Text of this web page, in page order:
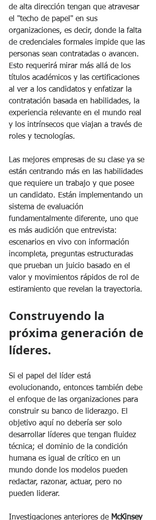
de alta dirección tengan que atravesar
el "techo de papel" en sus
organizaciones, es decir, donde la falta
de credenciales formales impide que las
personas sean contratadas o avancen.
Esto requerirá mirar más allá de los
títulos académicos y las certificaciones
al ver a los candidatos y enfatizar la
contratación basada en habilidades, la
experiencia relevante en el mundo real
y los intrínsecos que viajan a través de
roles y tecnologías.
Las mejores empresas de su clase ya se
están centrando más en las habilidades
que requiere un trabajo y que posee
un candidato. Están implementando un
sistema de evaluación
fundamentalmente diferente, uno que
es más audición que entrevista:
escenarios en vivo con información
incompleta, preguntas estructuradas
que prueban un juicio basado en el
valor y movimientos rápidos de rol de
estiramiento que revelan la trayectoria.
Construyendo la
próxima generación de
líderes.
Si el papel del líder está
evolucionando, entonces también debe
el enfoque de las organizaciones para
construir su banco de liderazgo. El
objetivo aquí no debería ser solo
desarrollar líderes que tengan fluidez
técnica; el dominio de la condición
humana es igual de crítico en un
mundo donde los modelos pueden
redactar, razonar, actuar, pero no
pueden liderar.
Investigaciones anteriores de McKinsey